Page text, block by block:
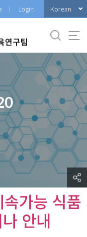
Login Korean
가능 식품
안내